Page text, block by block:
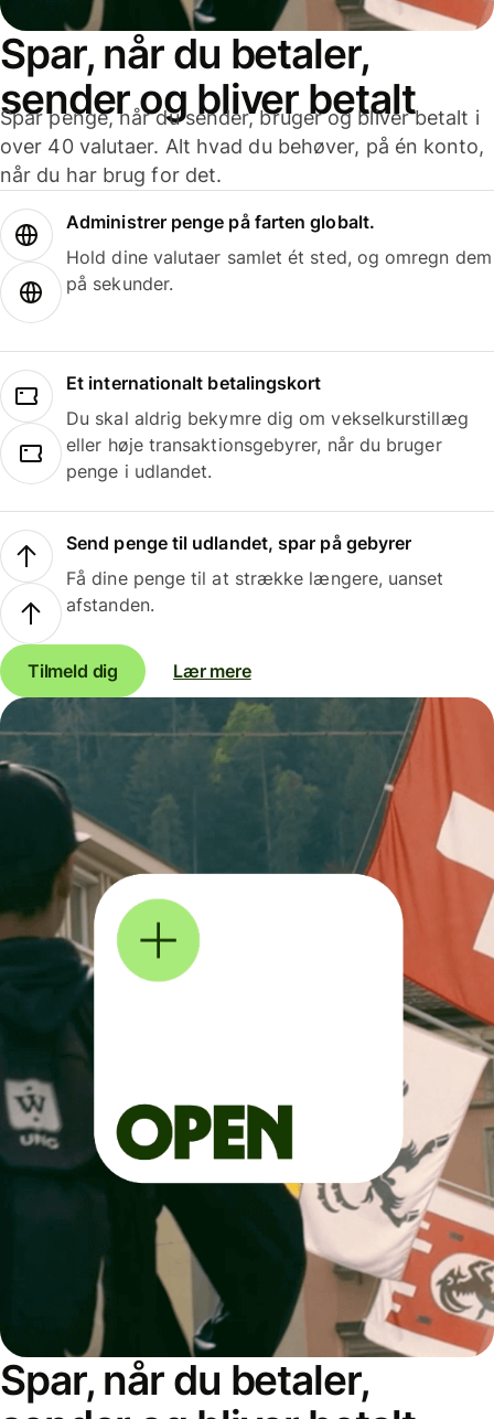
Spar, når du betaler,
sender og bliver betalt
Spar penge, når du sender, bruger og bliver betalt i
over 40 valutaer. Alt hvad du behøver, på én konto,
når du har brug for det.
Administrer penge på farten globalt.
Hold dine valutaer samlet ét sted, og omregn dem
på sekunder.
Et internationalt betalingskort
Du skal aldrig bekymre dig om vekselkurstillæg
eller høje transaktionsgebyrer, når du bruger
penge i udlandet.
Send penge til udlandet, spar på gebyrer
Få dine penge til at strække længere, uanset
afstanden.
Tilmeld dig Lær mere
Spar, når du betaler,